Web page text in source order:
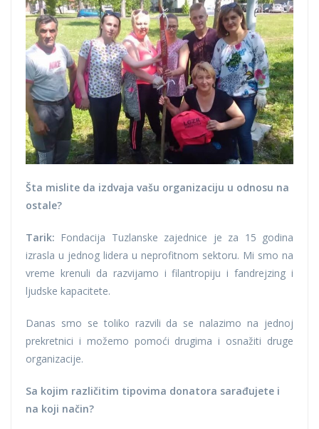
Šta mislite da izdvaja vašu organizaciju u odnosu na
ostale?
Tarik: Fondacija Tuzlanske zajednice je za 15 godina
izrasla u jednog lidera u neprofitnom sektoru. Mi smo na
vreme krenuli da razvijamo i filantropiju i fandrejzing i
ljudske kapacitete.
Danas smo se toliko razvili da se nalazimo na jednoj
prekretnici i možemo pomoći drugima i osnažiti druge
organizacije.
Sa kojim različitim tipovima donatora sarađujete i
na koji način?